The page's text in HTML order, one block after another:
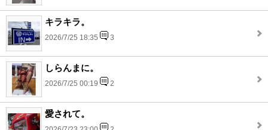
キラキラ。
2026/7/25 18:35 3
しらんまに。
2026/7/25 00:19 2
愛されて。